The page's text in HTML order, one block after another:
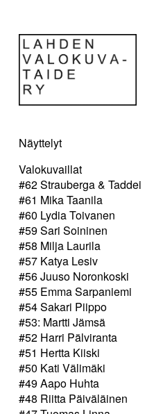
Näyttelyt
Valokuvaillat
#62 Strauberga & Taddei
#61 Mika Taanila
#60 Lydia Toivanen
#59 Sari Soininen
#58 Milja Laurila
#57 Katya Lesiv
#56 Juuso Noronkoski
#55 Emma Sarpaniemi
#54 Sakari Piippo
#53: Martti Jämsä
#52 Harri Pälviranta
#51 Hertta Kiiski
#50 Kati Välimäki
#49 Aapo Huhta
#48 Riitta Päiväläinen